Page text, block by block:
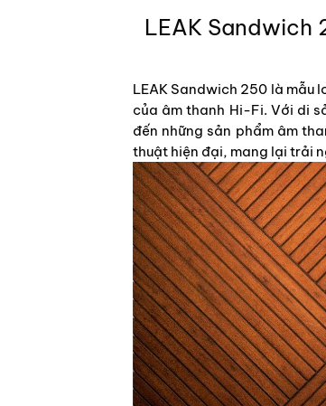
LEAK Sandwich
LEAK Sandwich 250 là mẫu
của âm thanh Hi-Fi. Với di
đến những sản phẩm âm
thuật hiện đại, mang lại trải